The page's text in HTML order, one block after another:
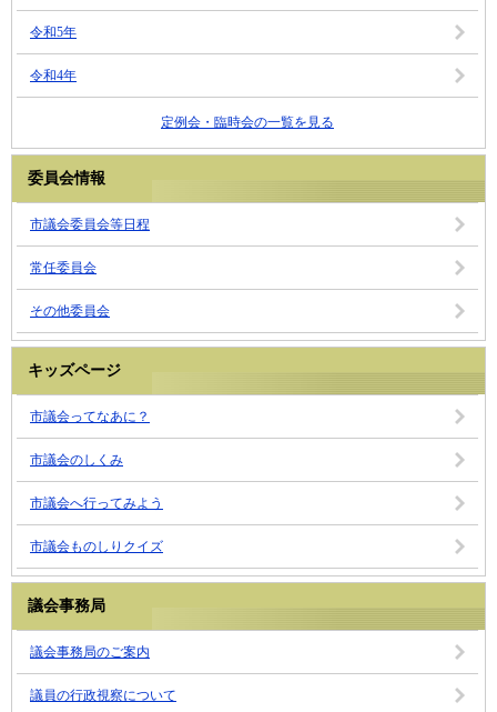
令和5年
令和4年
定例会・臨時会の一覧を見る
委員会情報
市議会委員会等日程
常任委員会
その他委員会
キッズページ
市議会ってなあに？
市議会のしくみ
市議会へ行ってみよう
市議会ものしりクイズ
議会事務局
議会事務局のご案内
議員の行政視察について